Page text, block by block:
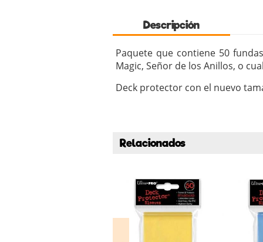
Descripción
Paquete que contiene 50
Magic, Señor de los Anillos, o
Deck protector con el nuevo
Relacionados